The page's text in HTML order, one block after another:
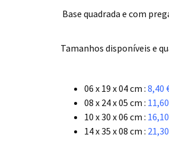
Base quadrada e com
Tamanhos disponíveis e
06 x 19 x 04 cm : 8,40
08 x 24 x 05 cm :
10 x 30 x 06 cm :
14 x 35 x 08 cm :